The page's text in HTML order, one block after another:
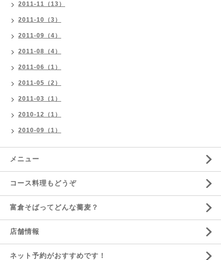
2011-11（13）
2011-10（3）
2011-09（4）
2011-08（4）
2011-06（1）
2011-05（2）
2011-03（1）
2010-12（1）
2010-09（1）
メニュー
コース料理もどうぞ
富倉そばってどんな蕎麦？
店舗情報
ネット予約がおすすめです！